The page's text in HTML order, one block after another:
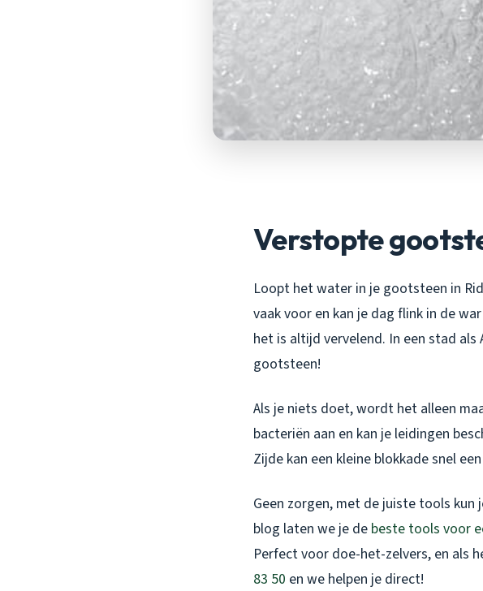
Verstopte
Loopt het water in je gootsteen in
vaak voor en kan je dag flink in de
het is altijd vervelend. In een stad als
gootsteen!
Als je niets doet, wordt het alleen
bacteriën aan en kan je leidingen
Zijde kan een kleine blokkade snel
Geen zorgen, met de juiste tools kun
blog laten we je de beste tools voor
Perfect voor doe-het-zelvers, en als
83 50 en we helpen je direct!